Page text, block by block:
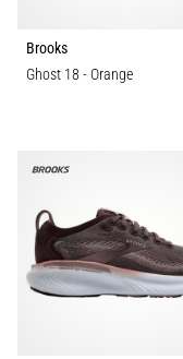
Brooks
Ghost 18 - Orange